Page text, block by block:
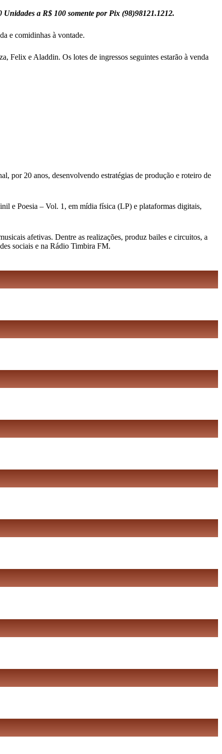
a R$ 100 somente por Pix (98)98121.1212.
e comidinhas à vontade.
Felix e Aladdin. Os lotes de ingressos seguintes estarão à venda
por 20 anos, desenvolvendo estratégias de produção e roteiro de
e Poesia – Vol. 1, em mídia física (LP) e plataformas digitais,
afetivas. Dentre as realizações, produz bailes e circuitos, a
sociais e na Rádio Timbira FM.